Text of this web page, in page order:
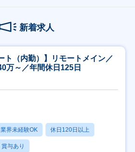
新着求人
ト（内勤）】リモートメイン／
万～／年間休日125日
界未経験OK 休日120日以上
賞与あり